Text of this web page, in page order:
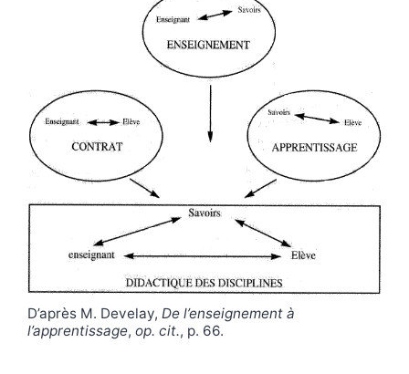
D’après M. Develay, De l’enseignement à
l’apprentissage, op. cit., p. 66.